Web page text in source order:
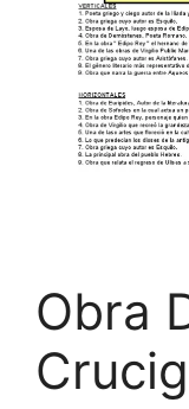
Obra